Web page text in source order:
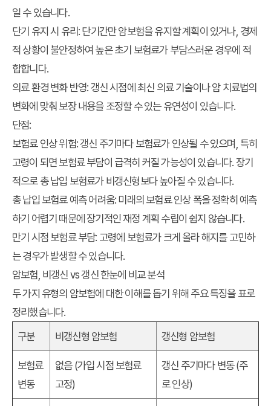
일 수 있습니다.
단기 유지 시 유리:단기간만 암보험을 유지할 계획이 있거나, 경제
적 상황이 불안정하여 높은 초기 보험료가 부담스러운 경우에 적
합합니다.
의료 환경 변화 반영:갱신 시점에 최신 의료 기술이나 암 치료법의
변화에 맞춰 보장 내용을 조정할 수 있는 유연성이 있습니다.
단점:
보험료 인상 위험:갱신 주기마다 보험료가 인상될 수 있으며, 특히
고령이 되면 보험료 부담이 급격히 커질 가능성이 있습니다. 장기
적으로 총 납입 보험료가 비갱신형보다 높아질 수 있습니다.
총 납입 보험료 예측 어려움:미래의 보험료 인상 폭을 정확히 예측
하기 어렵기 때문에 장기적인 재정 계획 수립이 쉽지 않습니다.
만기 시점 보험료 부담: 고령에 보험료가 크게 올라 해지를 고민하
는 경우가 발생할 수 있습니다.
암보험, 비갱신 vs 갱신 한눈에 비교 분석
두 가지 유형의 암보험에 대한 이해를 돕기 위해 주요 특징을 표로
정리했습니다.
구분
비갱신형 암보험 갱신형 암보험
보험료
변동
없음 (가입 시점 보험료
고정)
갱신 주기마다 변동 (주
로 인상)